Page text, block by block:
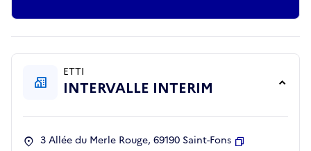
ETTI
INTERVALLE INTERIM
3 Allée du Merle Rouge, 69190 Saint-Fons